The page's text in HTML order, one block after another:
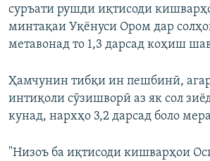
суръати рушди иқтисоди
минтақаи Уқёнуси Ором дар
метавонад то 1,3 дарсад коҳиш
Ҳамчунин тибқи ин пешбинӣ,
интиқоли сӯзишворӣ аз як сол
кунад, нархҳо 3,2 дарсад боло
"Низоъ ба иқтисоди кишварҳои